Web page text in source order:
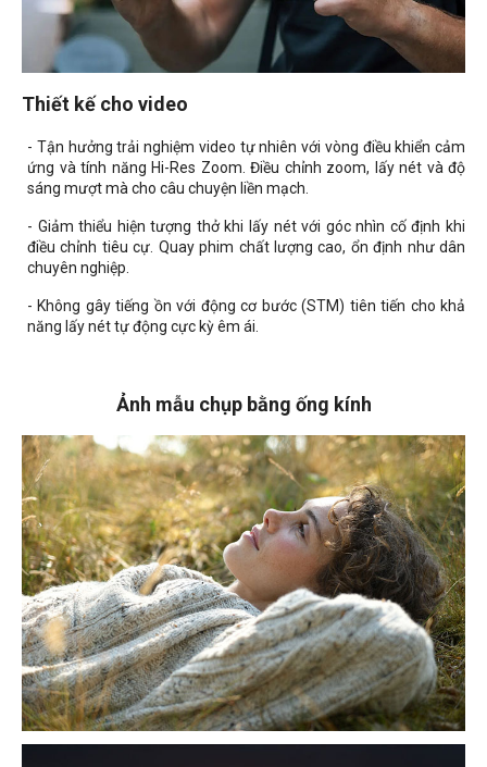
Thiết kế cho video
- Tận hưởng trải nghiệm video tự nhiên với vòng điều khiển cảm
ứng và tính năng Hi-Res Zoom. Điều chỉnh zoom, lấy nét và độ
sáng mượt mà cho câu chuyện liền mạch.
- Giảm thiểu hiện tượng thở khi lấy nét với góc nhìn cố định khi
điều chỉnh tiêu cự. Quay phim chất lượng cao, ổn định như dân
chuyên nghiệp.
- Không gây tiếng ồn với động cơ bước (STM) tiên tiến cho khả
năng lấy nét tự động cực kỳ êm ái.
Ảnh mẫu chụp bằng ống kính